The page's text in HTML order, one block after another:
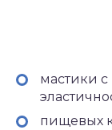
мастики
пищевых